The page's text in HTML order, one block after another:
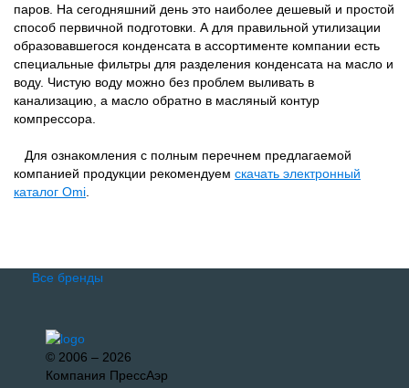
паров. На сегодняшний день это наиболее дешевый и простой
способ первичной подготовки. А для правильной утилизации
образовавшегося конденсата в ассортименте компании есть
специальные фильтры для разделения конденсата на масло и
воду. Чистую воду можно без проблем выливать в
канализацию, а масло обратно в масляный контур
компрессора.
Для ознакомления с полным перечнем предлагаемой
компанией продукции рекомендуем скачать электронный
каталог Omi
Все бренды
© 2006 – 2026
Компания ПрессАэр